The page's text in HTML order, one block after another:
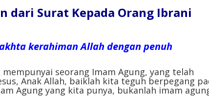
dari Surat Kepada Orang Ibrani
kerahiman Allah dengan penuh
seorang Imam Agung, yang telah
Anak Allah, baiklah kita teguh berpegang
Agung yang kita punya, bukanlah imam